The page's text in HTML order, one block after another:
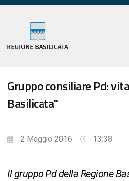
Gruppo consiliare Pd:
Basilicata"
2 Maggio 2016 13:38
Il gruppo Pd della Regione